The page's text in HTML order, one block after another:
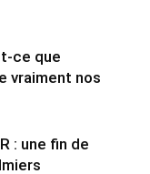
ce que
vraiment nos
: une fin de